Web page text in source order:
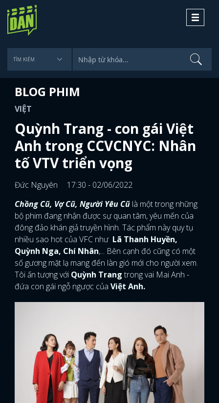
Toggle
BLOG PHIM
VIỆT
Quỳnh Trang - con gái Việt
Anh trong CCVCNYC: Nhân
tố VTV triển vọng
Đức Nguyên
17:30 - 02/06/2022
Chồng Cũ, Vợ Cũ, Người Yêu Cũ là một trong những
bộ phim đang nhận được sự quan tâm, yêu mến của
đông đảo khán giả truyền hình. Tác phẩm này quy tụ
nhiều sao hot của VFC như Lã Thanh Huyền,
Quỳnh Nga, Chí Nhân,... Bên cạnh đó cũng có một
số gương mặt lạ mang đến làn gió mới cho người xem.
Tôi ấn tượng với Quỳnh Trang trong vai Mai Anh -
đứa con gái ngỗ ngược của Việt Anh.